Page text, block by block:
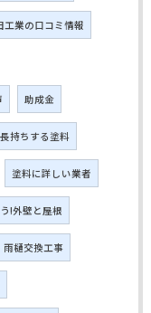
工業の口コミ情報
助成金
長持ちする塗料
塗料に詳しい業者
!外壁と屋根
雨樋交換工事